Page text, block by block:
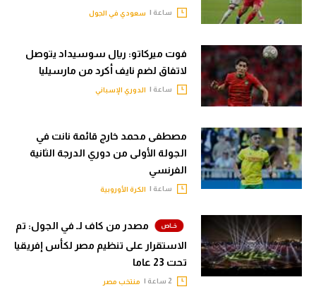
ساعة | سعودي في الجول
فوت ميركاتو: ريال سوسيداد يتوصل
لاتفاق لضم نايف أكرد من مارسيليا
ساعة | الدوري الإسباني
مصطفى محمد خارج قائمة نانت في
الجولة الأولى من دوري الدرجة الثانية
الفرنسي
ساعة | الكرة الأوروبية
مصدر من كاف لـ في الجول: تم
الاستقرار على تنظيم مصر لكأس إفريقيا
تحت 23 عاما
منتخب مصر